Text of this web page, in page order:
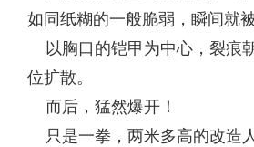
如同纸糊的一般脆弱，瞬间就
以胸口的铠甲为中心，裂痕
位扩散。
而后，猛然爆开！
只是一拳，两米多高的改造